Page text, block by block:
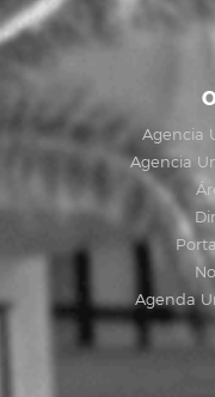
Agencia
Agencia
Agenda